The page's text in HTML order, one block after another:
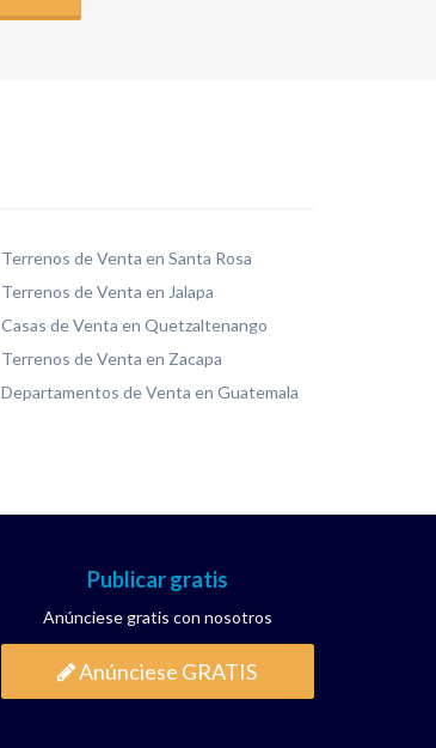
Terrenos de Venta en Santa Rosa
Terrenos de Venta en Jalapa
Casas de Venta en Quetzaltenango
Terrenos de Venta en Zacapa
Departamentos de Venta en Guatemala
Publicar gratis
Anúnciese gratis con nosotros
Anúnciese GRATIS